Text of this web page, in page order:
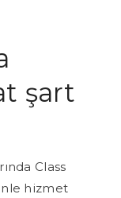
şart
Class
hizmet